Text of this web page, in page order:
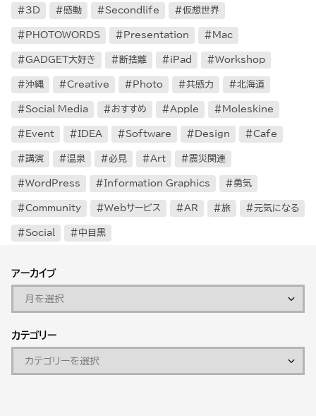
3D 感動 Secondlife 仮想世界
PHOTOWORDS Presentation Mac
GADGET大好き 断捨離 iPad Workshop
沖縄 Creative Photo 共感力 北海道
Social Media おすすめ Apple Moleskine
Event IDEA Software Design Cafe
講演 温泉 必見 Art 震災関連
WordPress Information Graphics 勇気
Community Webサービス AR 旅 元気になる
Social 中目黒
アーカイブ
カテゴリー